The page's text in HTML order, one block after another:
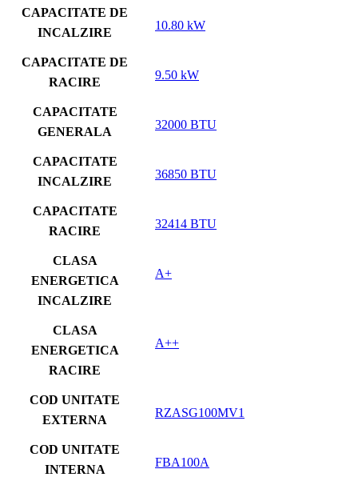
CAPACITATE DE
INCALZIRE
10.80 kW
CAPACITATE DE
RACIRE
9.50 kW
CAPACITATE
GENERALA
32000 BTU
CAPACITATE
INCALZIRE
36850 BTU
CAPACITATE
RACIRE
32414 BTU
CLASA
ENERGETICA
INCALZIRE
A+
CLASA
ENERGETICA
RACIRE
A++
COD UNITATE
EXTERNA
RZASG100MV1
COD UNITATE
INTERNA
FBA100A